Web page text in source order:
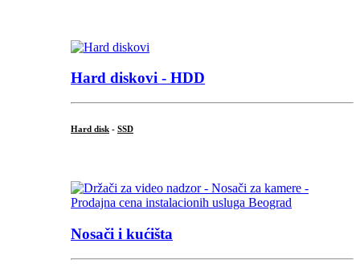
Hard diskovi - HDD
Hard disk - SSD
Nosači i kućišta